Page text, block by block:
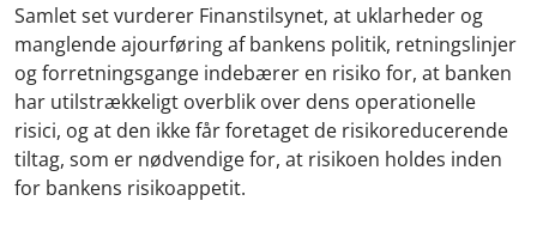
Samlet set vurderer Finanstilsynet, at uklarheder og
manglende ajourføring af bankens politik, retningslinjer
og forretningsgange indebærer en risiko for, at banken
har utilstrækkeligt overblik over dens operationelle
risici, og at den ikke får foretaget de risikoreducerende
tiltag, som er nødvendige for, at risikoen holdes inden
for bankens risikoappetit.